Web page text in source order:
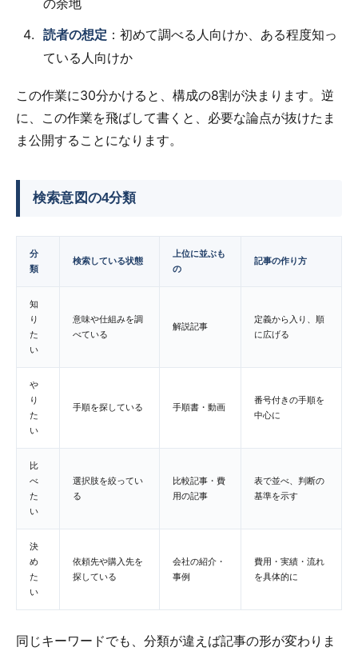
の余地
読者の想定 ：初めて調べる人向けか、ある程度知っ
ている人向けか
この作業に30分かけると、構成の8割が決まります。逆
に、この作業を飛ばして書くと、必要な論点が抜けたま
ま公開することになります。
検索意図の4分類
分
類
検索している状態
上位に並ぶも
の
記事の作り方
知
り
た
い
意味や仕組みを調
べている
解説記事
定義から入り、順
に広げる
や
り
た
い
手順を探している 手順書・動画
番号付きの手順を
中心に
比
べ
た
い
選択肢を絞ってい
る
比較記事・費
用の記事
表で並べ、判断の
基準を示す
決
め
た
い
依頼先や購入先を
探している
会社の紹介・
事例
費用・実績・流れ
を具体的に
同じキーワードでも、分類が違えば記事の形が変わりま